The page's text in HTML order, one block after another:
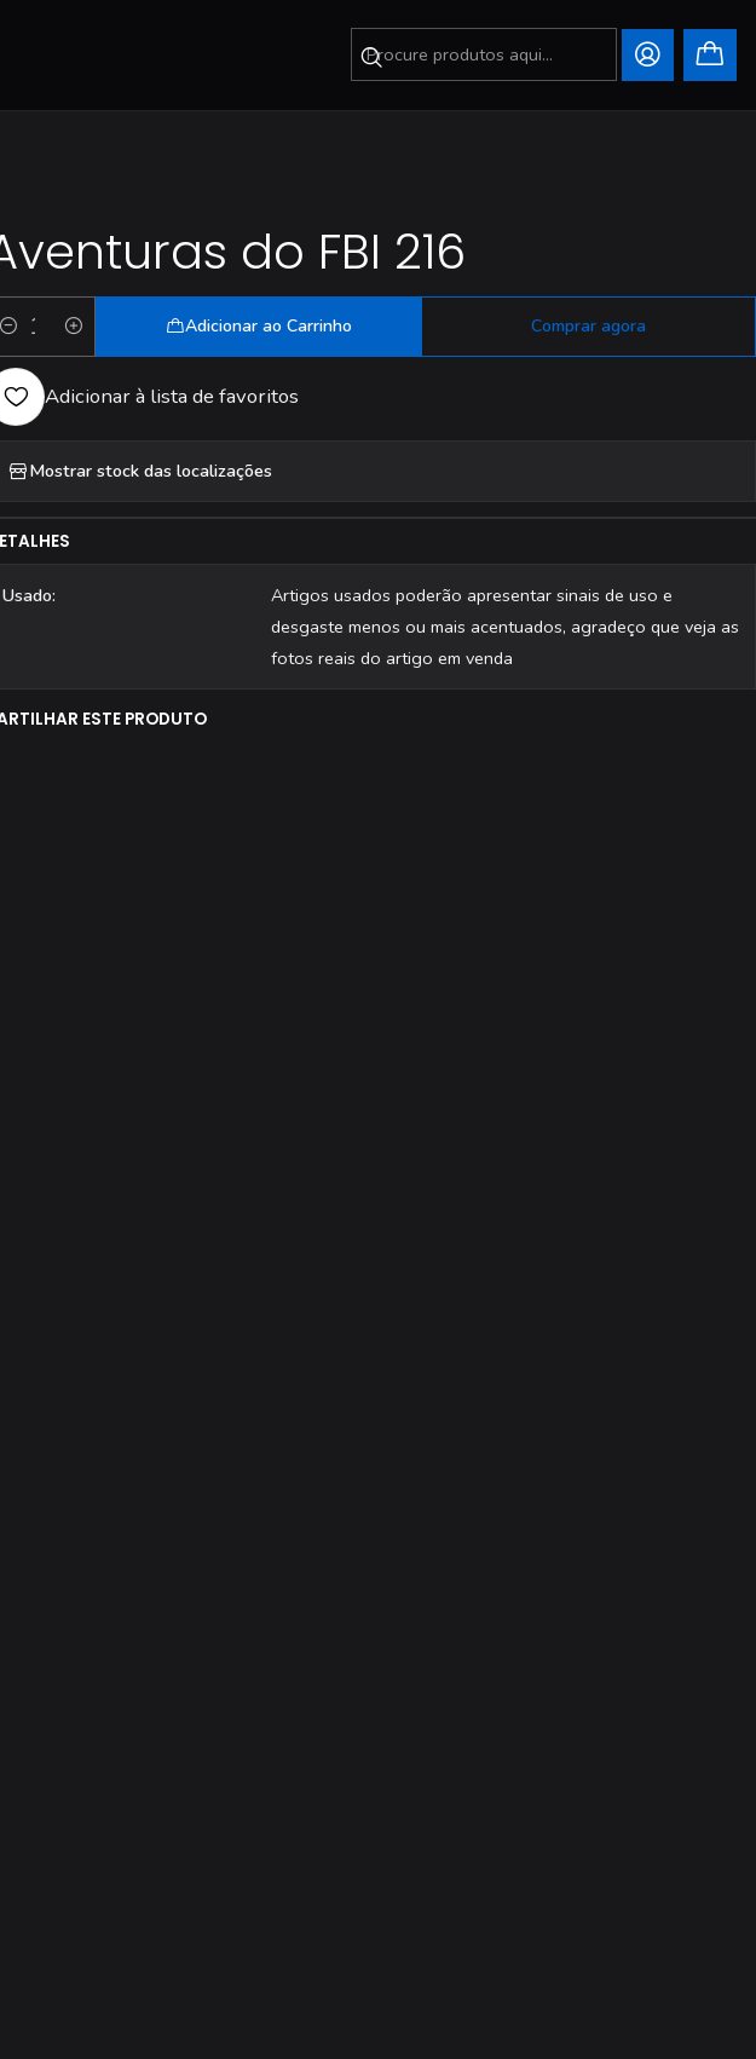
do FBI 216
Quantidade
Adicionar ao Carrinho Comprar agora
Adicionar à lista de favoritos
Mostrar stock das localizações
Usado:
Artigos usados poderão apresentar sinais de uso e
desgaste menos ou mais acentuados, agradeço que veja as
fotos reais do artigo em venda
ESTE PRODUTO